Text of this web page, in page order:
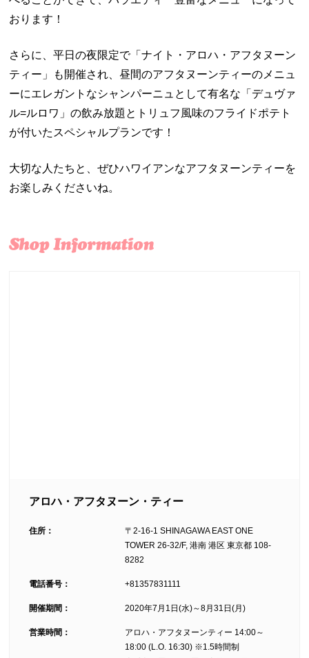
おります！
さらに、平日の夜限定で「ナイト・アロハ・アフタヌーン
ティー」も開催され、昼間のアフタヌーンティーのメニュ
ーにエレガントなシャンパーニュとして有名な「デュヴァ
ル=ルロワ」の飲み放題とトリュフ風味のフライドポテト
が付いたスペシャルプランです！
大切な人たちと、ぜひハワイアンなアフタヌーンティーを
お楽しみくださいね。
アロハ・アフタヌーン・ティー
住所：
〒2-16-1 SHINAGAWA EAST ONE
TOWER 26-32/F, 港南 港区 東京都 108-
8282
電話番号： +81357831111
開催期間： 2020年7月1日(水)～8月31日(月)
営業時間：
アロハ・アフタヌーンティー 14:00～
18:00 (L.O. 16:30) ※1.5時間制